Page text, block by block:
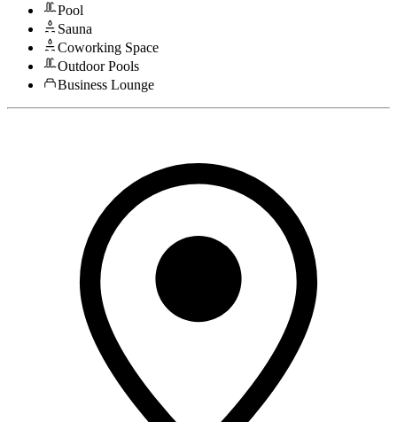
Pool
Sauna
Coworking Space
Outdoor Pools
Business Lounge